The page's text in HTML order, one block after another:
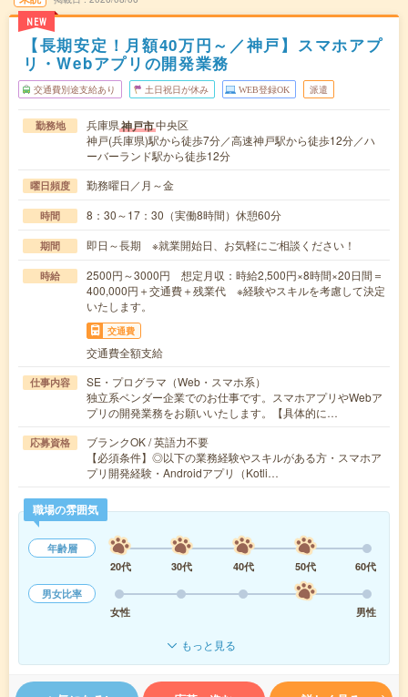
NEW
【長期安定！月額40万円～／神戸】スマホアプ
リ・Webアプリの開発業務
交通費別途支給あり 土日祝日が休み WEB登録OK 派遣
勤務地 兵庫県神戸市中央区
神戸(兵庫県)駅から徒歩7分／高速神戸駅から徒歩12分／ハ
ーバーランド駅から徒歩12分
曜日頻度 勤務曜日／月～金
時間 8：30～17：30（実働8時間）休憩60分
期間 即日～長期 ※就業開始日、お気軽にご相談ください！
時給
2500円～3000円 想定月収：時給2,500円×8時間×20日間＝
400,000円＋交通費＋残業代 ※経験やスキルを考慮して決定
いたします。
交通費
交通費全額支給
仕事内容
SE・プログラマ（Web・スマホ系）
独立系ベンダー企業でのお仕事です。スマホアプリやWebア
プリの開発業務をお願いいたします。【具体的に…
応募資格
ブランクOK / 英語力不要
【必須条件】◎以下の業務経験やスキルがある方・スマホア
プリ開発経験・Androidアプリ（Kotli…
職場の雰囲気
年齢層
20代
30代 40代 50代
60代
男女比率
女性
男性
もっと見る